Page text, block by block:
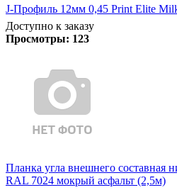
J-Профиль 12мм 0,45 Print Elite
Доступно к заказу
Просмотры: 123
Планка угла внешнего составная
RAL 7024 мокрый асфальт (2,5м)